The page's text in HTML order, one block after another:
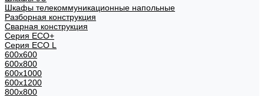
Шкафы телекоммуникационные напольные
Разборная конструкция
Сварная конструкция
Серия ECO+
Серия ECO L
600x600
600x800
600х1000
600х1200
800x800